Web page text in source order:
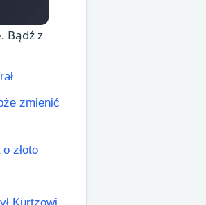
Bądź z
zmienić
złoto
Kurtzowi